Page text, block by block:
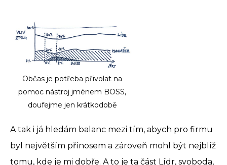
Občas je potřeba přivolat na
pomoc nástroj jménem BOSS,
doufejme jen krátkodobě
A tak i já hledám balanc mezi tím, abych pro firmu
byl největším přínosem a zároveň mohl být nejblíž
tomu, kde je mi dobře. A to je ta část Lídr, svoboda,